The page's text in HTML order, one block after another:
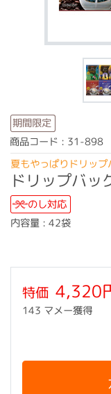
期間限定
商品コード : 31-898
夏もやっぱりドリッ
ドリップバッ
のし対応
内容量 : 42袋
特価 4,320
143 マメー獲得